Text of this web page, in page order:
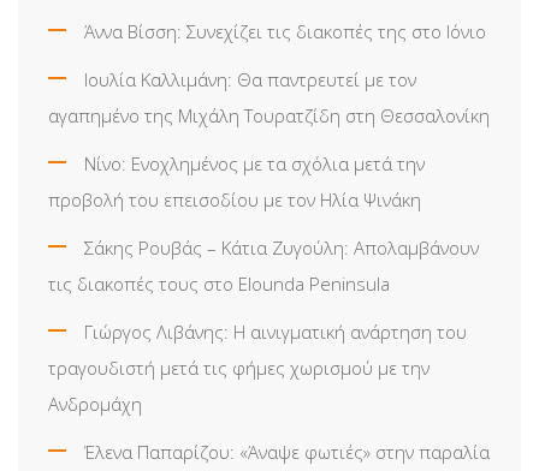
Άννα Βίσση: Συνεχίζει τις διακοπές της στο Ιόνιο
Ιουλία Καλλιμάνη: Θα παντρευτεί με τον
αγαπημένο της Μιχάλη Τουρατζίδη στη Θεσσαλονίκη
Νίνο: Ενοχλημένος με τα σχόλια μετά την
προβολή του επεισοδίου με τον Ηλία Ψινάκη
Σάκης Ρουβάς – Κάτια Ζυγούλη: Απολαμβάνουν
τις διακοπές τους στο Elounda Peninsula
Γιώργος Λιβάνης: Η αινιγματική ανάρτηση του
τραγουδιστή μετά τις φήμες χωρισμού με την
Ανδρομάχη
Έλενα Παπαρίζου: «Άναψε φωτιές» στην παραλία